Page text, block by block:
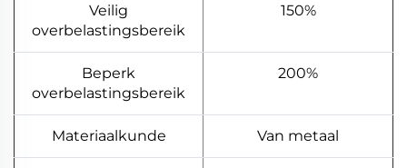
Veilig
overbelastingsbereik
150%
Beperk
overbelastingsbereik
200%
Materiaalkunde Van metaal